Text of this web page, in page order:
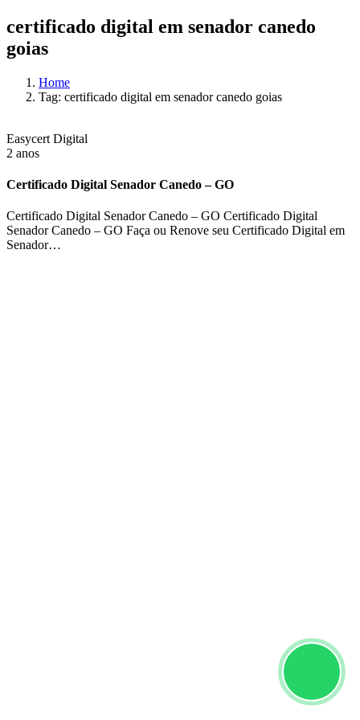
certificado digital em senador canedo
goias
Home
Tag: certificado digital em senador canedo goias
Easycert Digital
2 anos
Certificado Digital Senador Canedo – GO
Certificado Digital Senador Canedo – GO Certificado Digital
Senador Canedo – GO Faça ou Renove seu Certificado Digital em
Senador…